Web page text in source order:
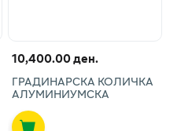
10,400.00 ден.
ГРАДИНАРСКА КОЛИЧКА
АЛУМИНИУМСКА